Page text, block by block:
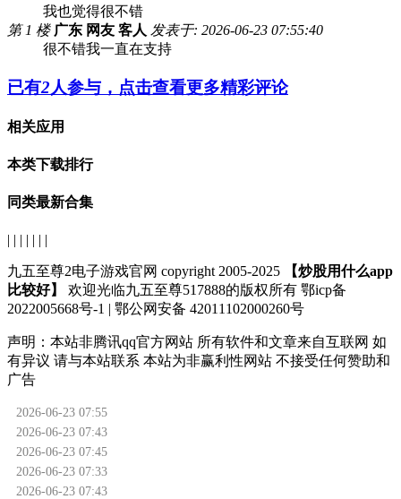
我也觉得很不错
第 1 楼 广东 网友 客人 发表于: 2026-06-23 07:55:40
很不错我一直在支持
已有2人参与，点击查看更多精彩评论
相关应用
本类下载排行
同类最新合集
| | | | | | |
九五至尊2电子游戏官网 copyright 2005-2025
【炒股用什么app
比较好】
欢迎光临九五至尊517888的版权所有 鄂icp备
2022005668号-1 | 鄂公网安备 42011102000260号
声明： 本站非腾讯qq官方网站 所有软件和文章来自互联网 如
有异议 请与本站联系 本站为非赢利性网站 不接受任何赞助和
广告
2026-06-23 07:55
2026-06-23 07:43
2026-06-23 07:45
2026-06-23 07:33
2026-06-23 07:43